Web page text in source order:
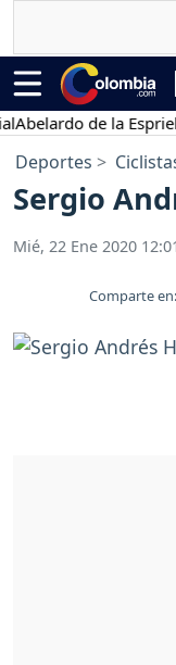
de la Espriella
Deportes
Sergio
Mié, 22 Ene 2020
Comparte en: